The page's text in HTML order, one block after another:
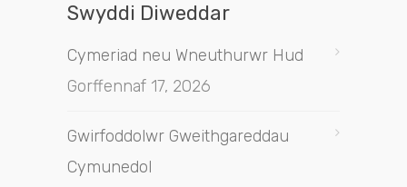
Swyddi Diweddar
Cymeriad neu Wneuthurwr Hud
Gorffennaf 17, 2026
Gwirfoddolwr Gweithgareddau
Cymunedol